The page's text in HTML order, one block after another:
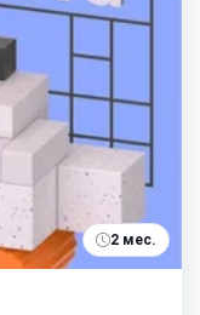
2 мес.